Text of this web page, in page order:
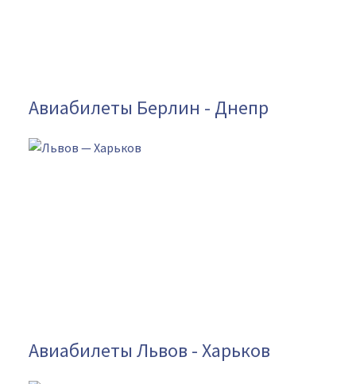
Авиабилеты Берлин - Днепр
Авиабилеты Львов - Харьков